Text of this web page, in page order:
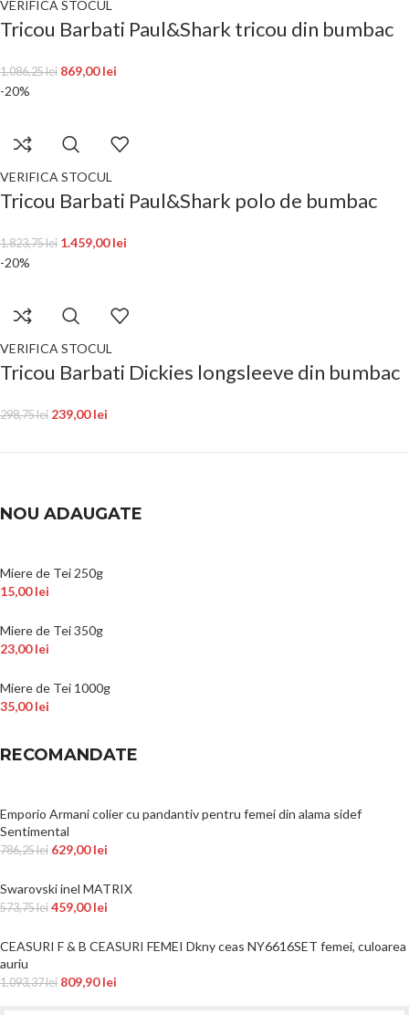
VERIFICA STOCUL
Tricou Barbati Paul&Shark tricou din bumbac
1.086,25lei 869,00lei
-20%
VERIFICA STOCUL
Tricou Barbati Paul&Shark polo de bumbac
1.823,75lei 1.459,00lei
-20%
VERIFICA STOCUL
Tricou Barbati Dickies longsleeve din bumbac
298,75lei 239,00lei
NOU ADAUGATE
Miere de Tei 250g
15,00lei
Miere de Tei 350g
23,00lei
Miere de Tei 1000g
35,00lei
RECOMANDATE
Emporio Armani colier cu pandantiv pentru femei din alama sidef
Sentimental
786,25lei 629,00lei
Swarovski inel MATRIX
573,75lei 459,00lei
CEASURI F & B CEASURI FEMEI Dkny ceas NY6616SET femei, culoarea
auriu
1.093,37lei 809,90lei